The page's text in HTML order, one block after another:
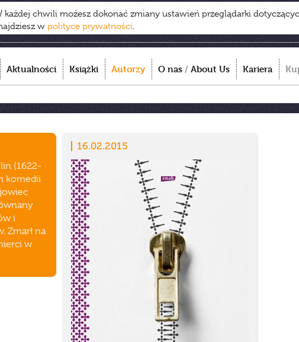
każdej chwili możesz dokonać zmiany ustawień przeglądarki
w polityce prywatności.
Aktualności Książki Autorzy O nas / About Us Kariera
(1622-
komedii
i
Zmarł na
w
16.02.2015